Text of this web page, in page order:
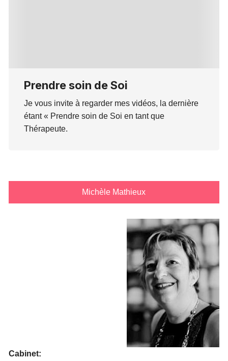
Prendre soin de Soi
Je vous invite à regarder mes vidéos, la dernière
étant « Prendre soin de Soi en tant que
Thérapeute.
Michèle Mathieux
Cabinet: